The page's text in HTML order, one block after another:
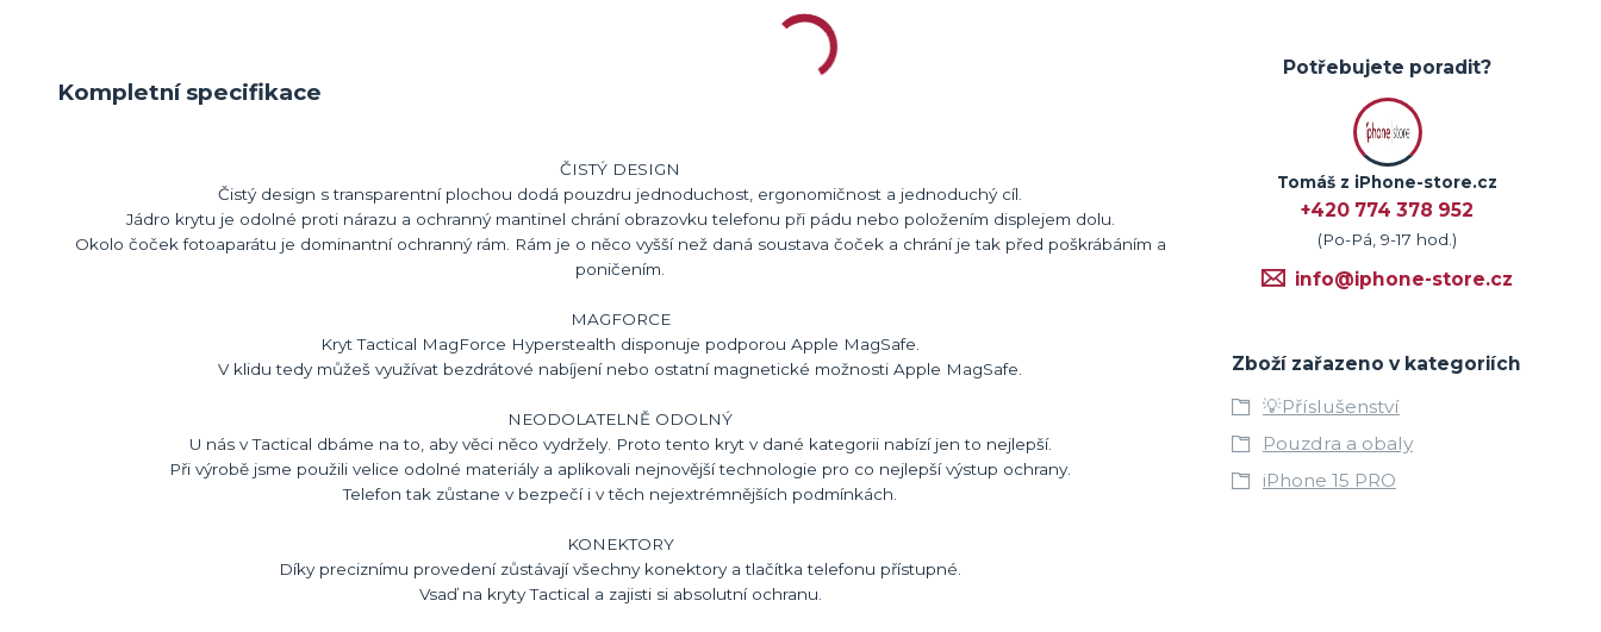
Kompletní specifikace
ČISTÝ DESIGN
Čistý design s transparentní plochou dodá pouzdru jednoduchost, ergonomičnost a jednoduchý cíl.
Jádro krytu je odolné proti nárazu a ochranný mantinel chrání obrazovku telefonu při pádu nebo položením displejem dolu.
Okolo čoček fotoaparátu je dominantní ochranný rám. Rám je o něco vyšší než daná soustava čoček a chrání je tak před poškrábáním a
poničením.
MAGFORCE
Kryt Tactical MagForce Hyperstealth disponuje podporou Apple MagSafe.
V klidu tedy můžeš využívat bezdrátové nabíjení nebo ostatní magnetické možnosti Apple MagSafe.
NEODOLATELNĚ ODOLNÝ
U nás v Tactical dbáme na to, aby věci něco vydržely. Proto tento kryt v dané kategorii nabízí jen to nejlepší.
Při výrobě jsme použili velice odolné materiály a aplikovali nejnovější technologie pro co nejlepší výstup ochrany.
Telefon tak zůstane v bezpečí i v těch nejextrémnějších podmínkách.
KONEKTORY
Díky preciznímu provedení zůstávají všechny konektory a tlačítka telefonu přístupné.
Vsaď na kryty Tactical a zajisti si absolutní ochranu.
Potřebujete poradit?
Tomáš z iPhone-store.cz
+420 774 378 952
(Po-Pá, 9-17 hod.)
info@iphone-store.cz
Zboží zařazeno v kategoriích
💡Příslušenství
Pouzdra a obaly
iPhone 15 PRO